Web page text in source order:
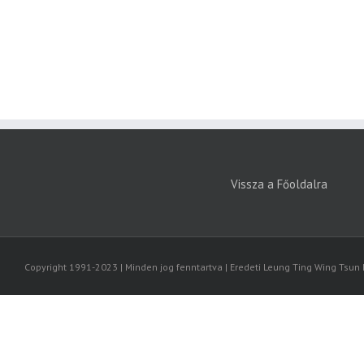
Vissza a Főoldalra
Copyright 1991-2023 | Minden jog fenntartva | Eredeti Leung Ting Wing Tsun